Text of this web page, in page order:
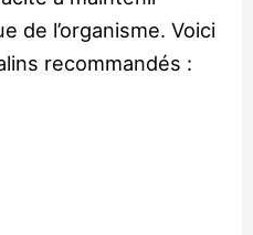
de l’organisme. Voici
recommandés :